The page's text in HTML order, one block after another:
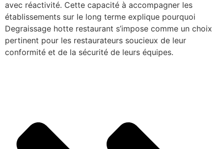
avec réactivité. Cette capacité à accompagner les
établissements sur le long terme explique pourquoi
Degraissage hotte restaurant s’impose comme un choix
pertinent pour les restaurateurs soucieux de leur
conformité et de la sécurité de leurs équipes.